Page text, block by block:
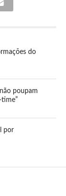
do
poupam
por